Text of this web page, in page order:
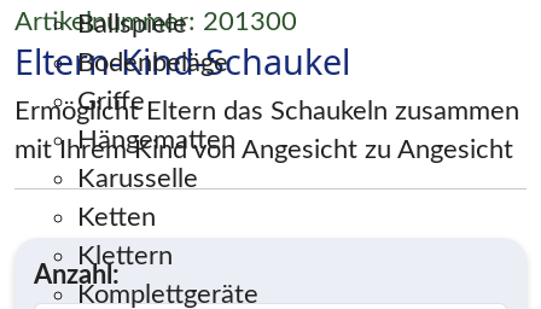
Ballspiele
Bodenbeläge
Griffe
Hängematten
Karusselle
Ketten
Klettern
Komplettgeräte
Artikelnummer: 201300
Eltern-Kind-Schaukel
Ermöglicht Eltern das Schaukeln zusammen
mit Ihrem Kind von Angesicht zu Angesicht
Anzahl: